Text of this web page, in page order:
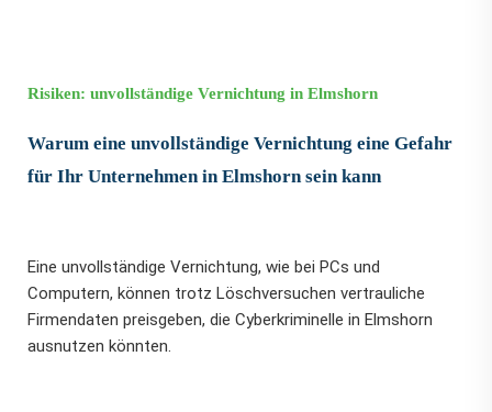
Risiken: unvollständige Vernichtung in Elmshorn
Warum eine unvollständige Vernichtung eine Gefahr
für Ihr Unternehmen in Elmshorn sein kann
Eine unvollständige Vernichtung, wie bei PCs und
Computern, können trotz Löschversuchen vertrauliche
Firmendaten preisgeben, die Cyberkriminelle in Elmshorn
ausnutzen könnten.